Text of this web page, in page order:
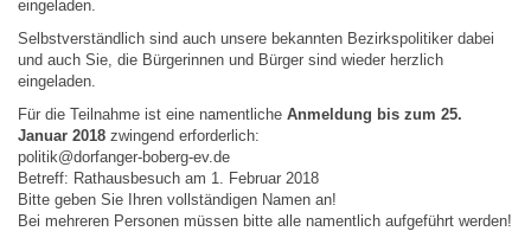
eingeladen.
Selbstverständlich sind auch unsere bekannten Bezirkspolitiker dabei
und auch Sie, die Bürgerinnen und Bürger sind wieder herzlich
eingeladen.
Für die Teilnahme ist eine namentliche Anmeldung bis zum 25.
Januar 2018 zwingend erforderlich:
politik@dorfanger-boberg-ev.de
Betreff: Rathausbesuch am 1. Februar 2018
Bitte geben Sie Ihren vollständigen Namen an!
Bei mehreren Personen müssen bitte alle namentlich aufgeführt werden!